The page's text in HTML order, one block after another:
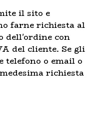
il sito e
farne richiesta al
dell'ordine con
del cliente. Se gli
telefono o email o
richiesta